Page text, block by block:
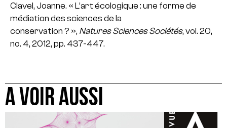
Clavel, Joanne. « L’art écologique : une forme de
médiation des sciences de la
conservation ? », Natures Sciences Sociétés, vol. 20,
no. 4, 2012, pp. 437-447.
A VOIR AUSSI